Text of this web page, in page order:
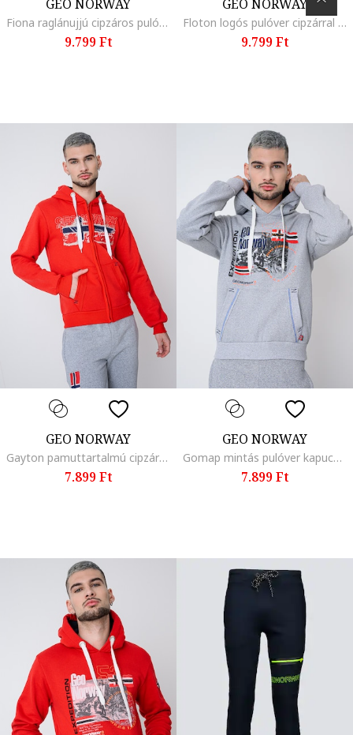
GEO NORWAY
Fiona raglánujjú cipzáros pulóver kapucnival, Világosbarna
9.799 Ft
GEO NORWAY
Floton logós pulóver cipzárral és kapucnival, Fehér/Élénkpiros
9.799 Ft
GEO NORWAY
Gayton pamuttartalmú cipzáros pulóver kapucnival, Piros/Tengerészkék
7.899 Ft
GEO NORWAY
Gomap mintás pulóver kapucnival és kenguruzsebbel, Piros/Világosszürke/Tengerészkék
7.899 Ft